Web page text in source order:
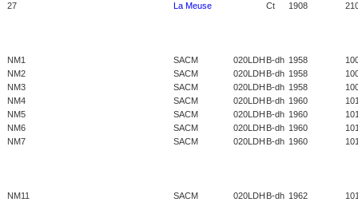
27
La Meuse Ct 1908
NM1 SACM 020LDH B-dh 1958
NM2
SACM 020LDH B-dh 1958
NM3
SACM 020LDH B-dh 1958
NM4
SACM 020LDH B-dh 1960
NM5
SACM 020LDH B-dh 1960
NM6
SACM 020LDH B-dh 1960
NM7
SACM 020LDH B-dh 1960
NM11 SACM 020LDH B-dh 1962